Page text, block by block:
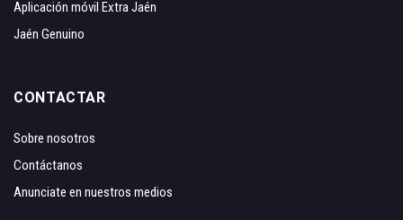
Aplicación móvil Extra Jaén
Jaén Genuino
CONTACTAR
Sobre nosotros
Contáctanos
Anunciate en nuestros medios